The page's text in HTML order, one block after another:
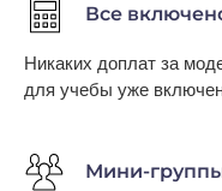
Все
Никаких доплат за
для учебы уже
Мини-